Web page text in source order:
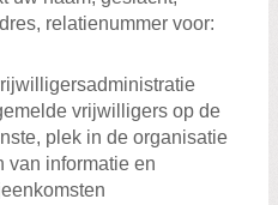
relatienummer voor:
vrijwilligers op de
plek in de organisatie
van informatie en